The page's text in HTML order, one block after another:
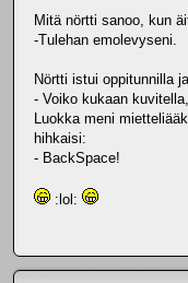
Mitä nörtti sanoo, kun
-Tulehan emolevyseni.
Nörtti istui oppitunnilla
- Voiko kukaan
Luokka meni
hihkaisi:
- BackSpace!
:lol: